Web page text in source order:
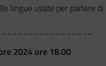
lingue usate per parlare di
2024 ore 18.00